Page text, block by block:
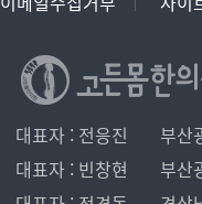
대표자 : 전응진
부산
대표자 : 빈창현
부산